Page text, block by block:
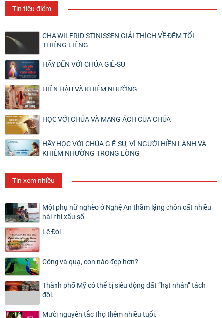
Tin tiêu điểm
CHA WILFRID STINISSEN GIẢI THÍCH VỀ ĐÊM TỐI
THIÊNG LIÊNG
HÃY ĐẾN VỚI CHÚA GIÊ-SU
HIỀN HẬU VÀ KHIÊM NHƯỜNG
HỌC VỚI CHÚA VÀ MANG ÁCH CỦA CHÚA
HÃY HỌC VỚI CHÚA GIÊ-SU, VÌ NGƯỜI HIỀN LÀNH VÀ
KHIÊM NHƯỜNG TRONG LÒNG
Tin xem nhiều
Một phụ nữ nghèo ở Nghệ An thầm lặng chôn cất nhiều
hài nhi xấu số
Lẽ Đời .
Công và quạ, con nào đẹp hơn?
Thành phố Mỹ có thể bị siêu động đất “hạt nhân” tách
đôi.
Mười nguyên tắc thọ thêm nhiều tuổi.